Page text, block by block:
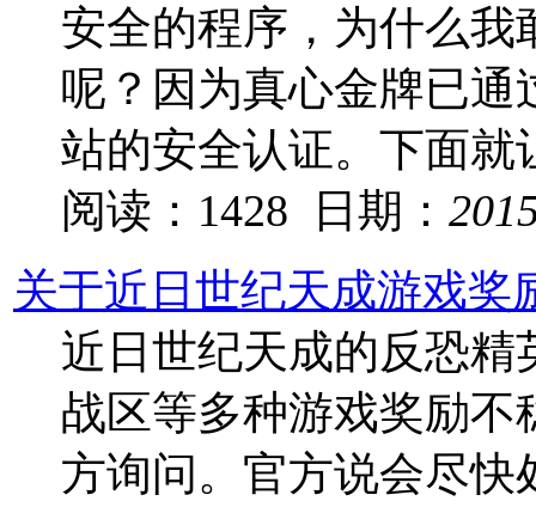
安全的程序，为什么
呢？因为真心金牌已通
站的安全认证。下面
阅读：1428 日期：
关于近日世纪天成游戏奖
近日世纪天成的反恐
战区等多种游戏奖励
方询问。官方说会尽